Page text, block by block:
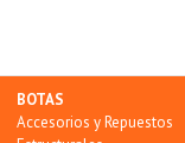
BOTAS
Accesorios y Repuestos